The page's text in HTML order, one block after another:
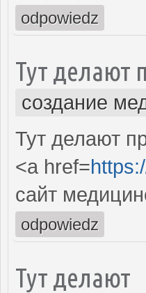
odpowiedz
Тут делают
создание
Тут делают
<a href=
сайт
odpowiedz
Тут делают